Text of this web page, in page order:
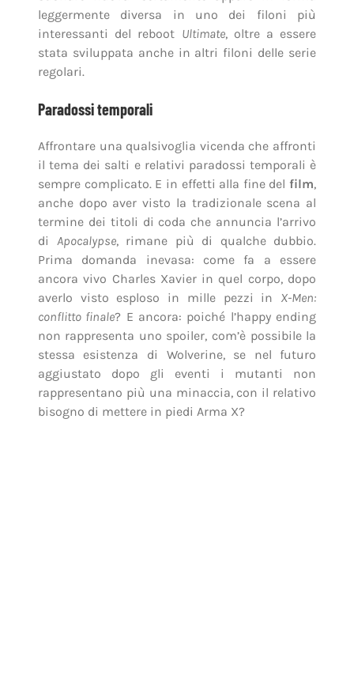
Affrontare una qualsivoglia vicenda che affronti
il tema dei salti e relativi paradossi temporali è
sempre complicato. E in effetti alla fine delfilm,
anche dopo aver visto la tradizionale scena al
diApocalypse, rimane più di qualche dubbio.
ancora vivo Charles Xavier in quel corpo, dopo
averlo visto esploso in mille pezzi inX-Men:
conflitto finale? E ancora: poiché l’happy ending
non rappresenta uno spoiler, com’è possibile la
stessa esistenza di Wolverine, se nel futuro
aggiustato dopo gli eventi i mutanti non
rappresentano più una minaccia, con il relativo
bisogno di mettere in piedi Arma X?